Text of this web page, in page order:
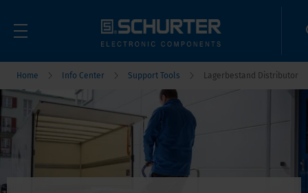
Home Info Center Support Tools Lagerbestand Distributor